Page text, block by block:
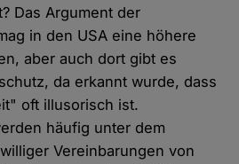
Das Argument der
in den USA eine höhere
aber auch dort gibt es
da erkannt wurde, dass
oft illusorisch ist.
häufig unter dem
Vereinbarungen von